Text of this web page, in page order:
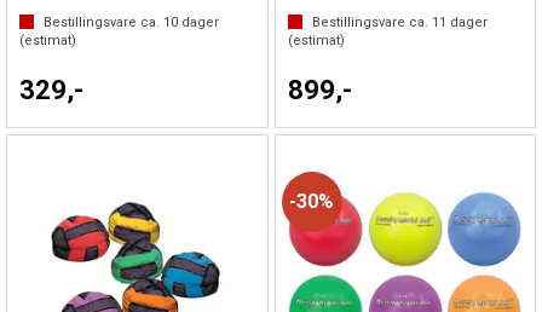
Bestillingsvare ca. 10 dager
(estimat)
329,-
Bestillingsvare ca. 11 dager
(estimat)
899,-
30%